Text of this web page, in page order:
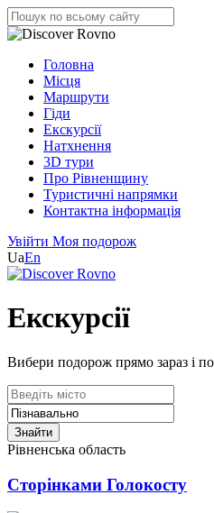
Головна
Місця
Маршрути
Гіди
Екскурсії
Натхнення
3D тури
Про Рівненщину
Туристичні напрямки
Контактна інформація
Увійти Моя подорож
UaEn
Екскурсії
Вибери подорож прямо зараз і
Знайти
Рівненська область
Сторінками Голокосту